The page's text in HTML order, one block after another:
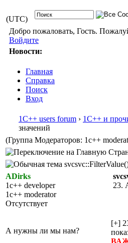
(UTC)
Добро пожаловать, Гость.
Войдите
Новости:
Главная
Справка
Поиск
Вход
1С++ users forum › 1С++ и
значений
(Группа Модераторов: 1c++
ADirks
1c++ developer
1c++ moderator
Отсутствует
А нужны ли мы нам?
23.
[+]